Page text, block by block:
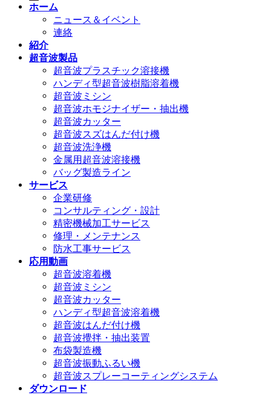
ホーム
ニュース＆イベント
連絡
紹介
超音波製品
超音波プラスチック溶接機
ハンディ型超音波樹脂溶着機
超音波ミシン
超音波ホモジナイザー・抽出機
超音波カッター
超音波スズはんだ付け機
超音波洗浄機
金属用超音波溶接機
バッグ製造ライン
サービス
企業研修
コンサルティング・設計
精密機械加工サービス
修理・メンテナンス
防水工事サービス
応用動画
超音波溶着機
超音波ミシン
超音波カッター
ハンディ型超音波溶着機
超音波はんだ付け機
超音波攪拌・抽出装置
布袋製造機
超音波振動ふるい機
超音波スプレーコーティングシステム
ダウンロード